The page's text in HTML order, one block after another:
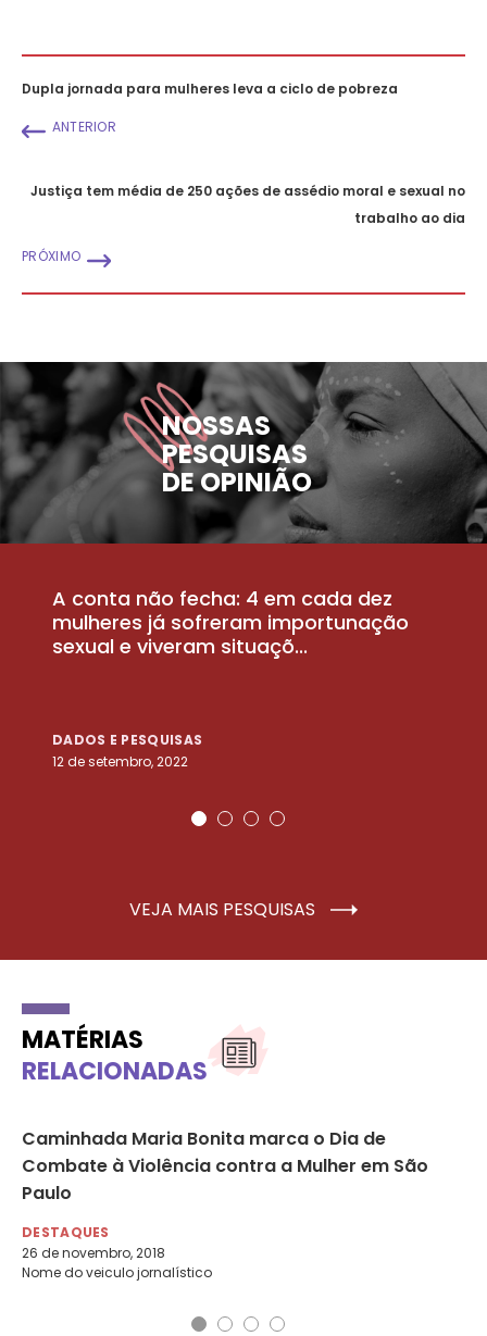
Dupla jornada para mulheres leva a ciclo de pobreza
ANTERIOR
Justiça tem média de 250 ações de assédio moral e sexual no
trabalho ao dia
PRÓXIMO
NOSSAS
PESQUISAS
DE OPINIÃO
A conta não fecha: 4 em cada dez
mulheres já sofreram importunação
sexual e viveram situaçõ...
DADOS E PESQUISAS
12 de setembro, 2022
VEJA MAIS PESQUISAS
MATÉRIAS
RELACIONADAS
Caminhada Maria Bonita marca o Dia de
Combate à Violência contra a Mulher em São
Paulo
DESTAQUES
26 de novembro, 2018
Nome do veiculo jornalístico